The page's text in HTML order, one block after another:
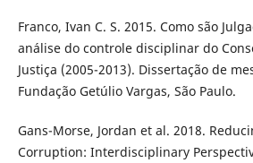
Franco, Ivan C. S. 2015. Como são
análise do controle disciplinar do
Justiça (2005-2013). Dissertação de
Fundação Getúlio Vargas, São Paulo.
Gans-Morse, Jordan et al. 2018.
Corruption: Interdisciplinary